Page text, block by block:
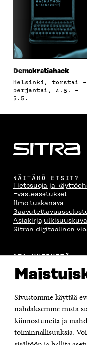
Sivustomme käyttää
nähdäksemme mistä
kiinnostuneita ja
toiminnallisuuksia.
Demokratiahack
Helsinki, torstai –
perjantai, 4.5. –
5.5.
NÄITÄKÖ ETSIT?
Tietosuoja ja
Evästeasetukset
Ilmoituskanava
Sitran digitaalinen
OTA YHTEYTTÄ
Itämerenkatu 11-13,
00181 Helsinki
Puhelin +358 294
Sähköpostiosoite
Saapumisohjeet